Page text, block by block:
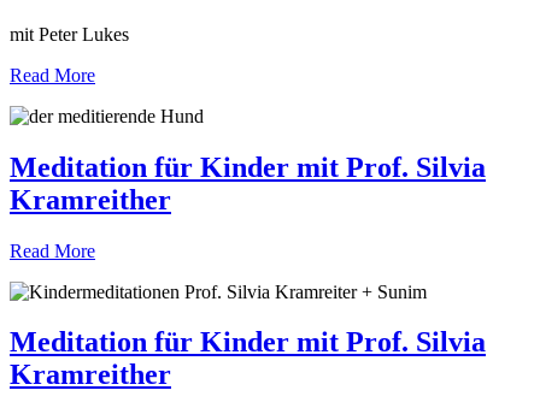
mit Peter Lukes
Read More
Meditation für Kinder mit Prof. Silvia
Kramreither
Read More
Meditation für Kinder mit Prof. Silvia
Kramreither